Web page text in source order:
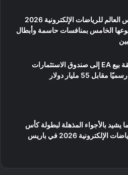
بطولة كأس العالم للرياضات الإلكترونية 2026
الخامس بمنافسات حاسمة وأبطال
إتمام صفقة بيع EA إلى صندوق الاستثمارات
55 مليار دولار
يشيد بالأجواء المذهلة لبطولة كأس
الإلكترونية 2026 في باريس